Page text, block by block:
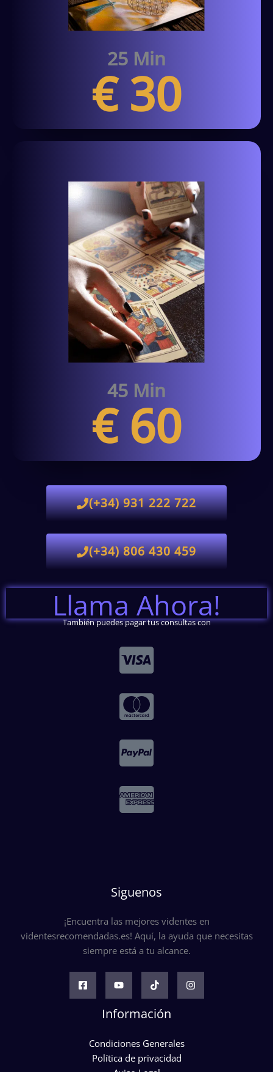
25 Min
€ 30
45 Min
€ 60
(+34) 931 222 722
(+34) 806 430 459
Llama Ahora!
También puedes pagar tus consultas con
Siguenos
¡Encuentra las mejores videntes en
videntesrecomendadas.es! Aquí, la ayuda que necesitas
siempre está a tu alcance.
Información
Condiciones Generales
Política de privacidad